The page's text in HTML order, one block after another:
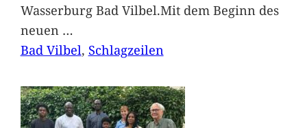
Wasserburg Bad Vilbel.Mit dem Beginn des
neuen …
Bad Vilbel, Schlagzeilen